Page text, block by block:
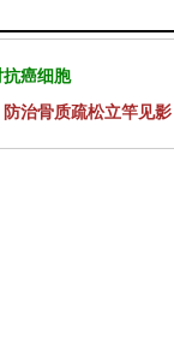
癌细胞
治骨质疏松立竿见影